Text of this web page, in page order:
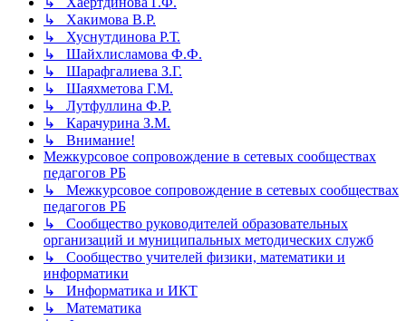
↳ Хакимова В.Р.
↳ Хуснутдинова Р.Т.
↳ Шайхлисламова Ф.Ф.
↳ Шарафгалиева З.Г.
↳ Шаяхметова Г.М.
↳ Лутфуллина Ф.Р.
↳ Карачурина З.М.
↳ Внимание!
Межкурсовое сопровождение в сетевых сообществах
педагогов РБ
↳ Межкурсовое сопровождение в сетевых сообществах
педагогов РБ
↳ Сообщество руководителей образовательных
организаций и муниципальных методических служб
↳ Сообщество учителей физики, математики и
информатики
↳ Информатика и ИКТ
↳ Математика